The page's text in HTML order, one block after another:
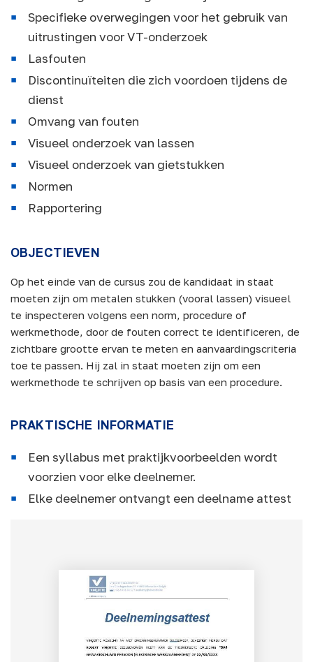
Specifieke overwegingen voor het gebruik van
uitrustingen voor VT-onderzoek
Lasfouten
Discontinuïteiten die zich voordoen tijdens de
dienst
Omvang van fouten
Visueel onderzoek van lassen
Visueel onderzoek van gietstukken
Normen
Rapportering
OBJECTIEVEN
Op het einde van de cursus zou de kandidaat in staat
moeten zijn om metalen stukken (vooral lassen) visueel
te inspecteren volgens een norm, procedure of
werkmethode, door de fouten correct te identificeren, de
zichtbare grootte ervan te meten en aanvaardingscriteria
toe te passen. Hij zal in staat moeten zijn om een
werkmethode te schrijven op basis van een procedure.
PRAKTISCHE INFORMATIE
Een syllabus met praktijkvoorbeelden wordt
voorzien voor elke deelnemer.
Elke deelnemer ontvangt een deelname attest